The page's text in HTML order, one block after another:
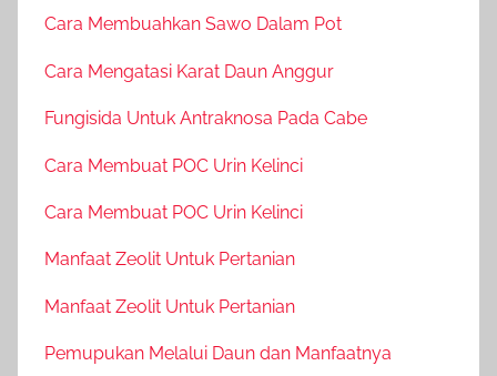
Cara Membuahkan Sawo Dalam Pot
Cara Mengatasi Karat Daun Anggur
Fungisida Untuk Antraknosa Pada Cabe
Cara Membuat POC Urin Kelinci
Cara Membuat POC Urin Kelinci
Manfaat Zeolit Untuk Pertanian
Manfaat Zeolit Untuk Pertanian
Pemupukan Melalui Daun dan Manfaatnya